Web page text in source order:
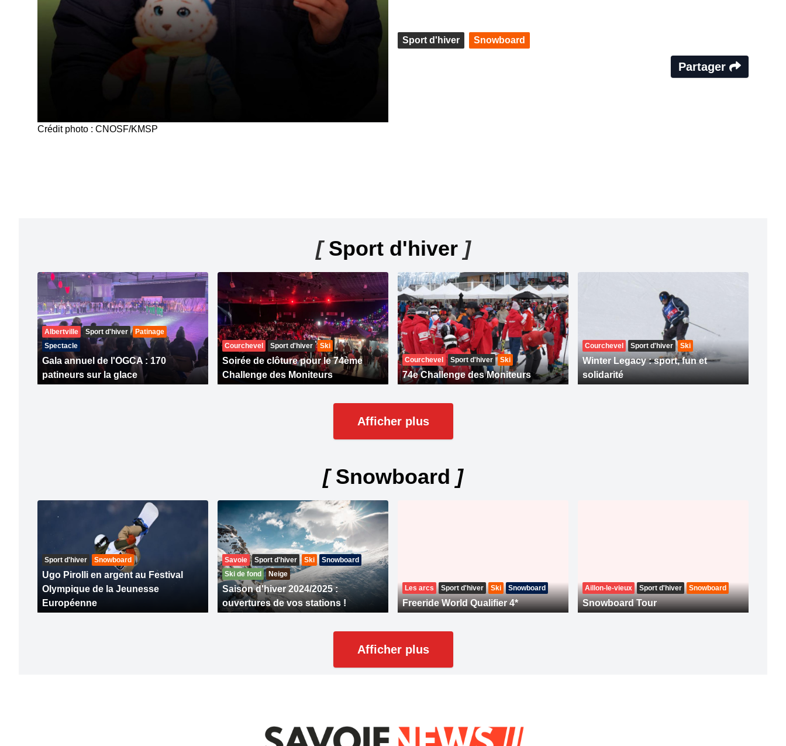
Crédit photo : CNOSF/KMSP
Sport d'hiver Snowboard
Partager
[Sport d'hiver ]
Albertville Sport d'hiver
Patinage
Spectacle
Gala annuel de l'OGCA : 170
patineurs sur la glace
Courchevel Sport d'hiver Ski
Soirée de clôture pour le 74ème
Challenge des Moniteurs
Courchevel Sport d'hiver Ski
74e Challenge des Moniteurs
Courchevel Sport d'hiver Ski
Winter Legacy : sport, fun et
solidarité
Afficher plus
[Snowboard ]
Sport d'hiver Snowboard
Ugo Pirolli en argent au Festival
Olympique de la Jeunesse
Européenne
Savoie Sport d'hiver Ski
Snowboard
Ski de fond
Neige
Saison d'hiver 2024/2025 :
ouvertures de vos stations !
Les arcs Sport d'hiver Ski Snowboard
Freeride World Qualifier 4*
Aillon-le-vieux Sport d'hiver Snowboard
Snowboard Tour
Afficher plus